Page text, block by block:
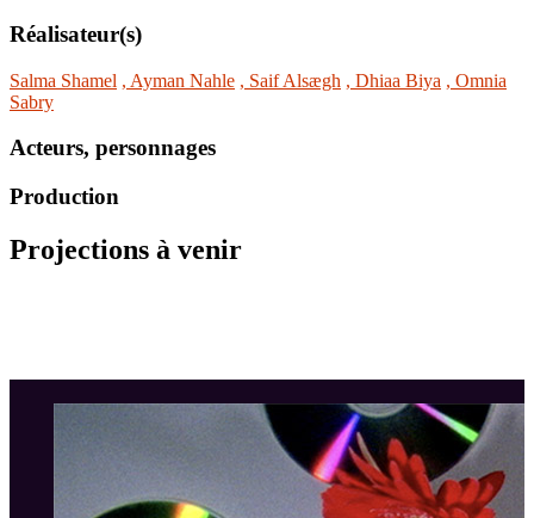
Réalisateur(s)
Salma Shamel , Ayman Nahle , Saif Alsægh , Dhiaa Biya , Omnia
Sabry
Acteurs, personnages
Production
Projections à venir